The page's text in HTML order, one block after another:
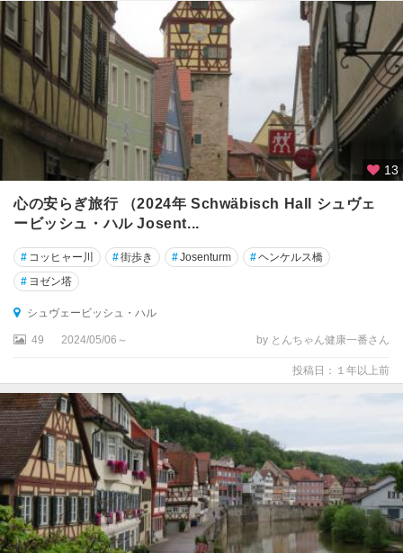
★
ベ
ル
★
ン
ヘ
ン
★
ロ
ン
チ
街
道
周
辺
★
ロ
ー
テ
13
心の安らぎ旅行 （2024年 Schwäbisch Hall シュヴェ
ービッシュ・ハル Josent...
# コッヒャー川 #街歩き #Josenturm #ヘンケルス橋
# ヨゼン塔
シュヴェービッシュ・ハル
49 2024/05/06～ by とんちゃん健康一番さん
投稿日：１年以上前